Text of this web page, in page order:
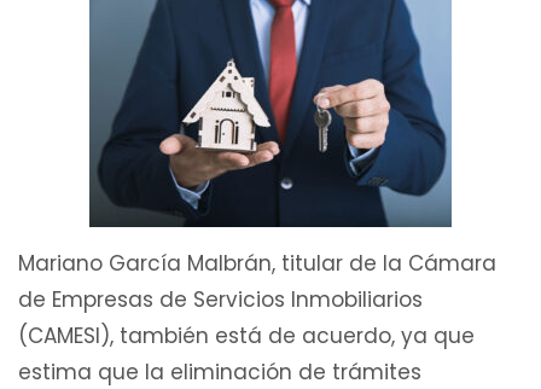
Mariano García Malbrán, titular de la Cámara
de Empresas de Servicios Inmobiliarios
(CAMESI), también está de acuerdo, ya que
estima que la eliminación de trámites